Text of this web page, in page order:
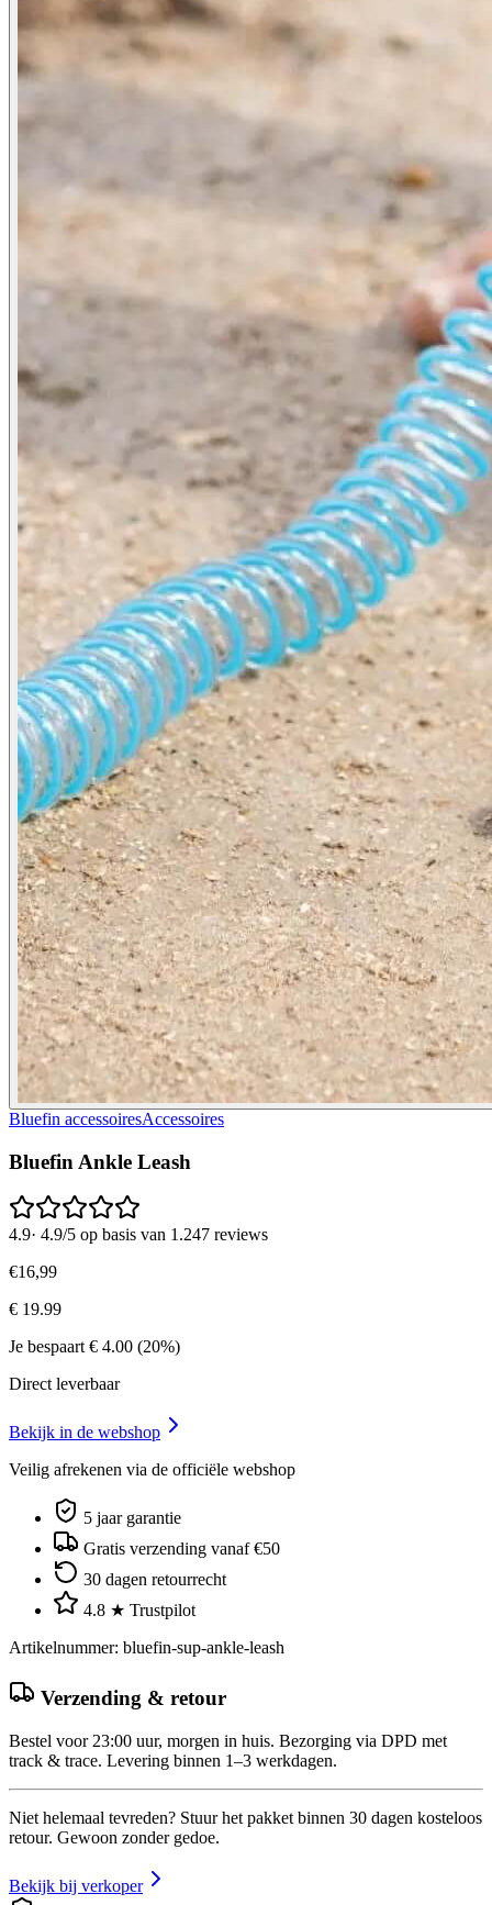
Bluefin accessoiresAccessoires
Bluefin Ankle Leash
4.9· 4.9/5 op basis van 1.247 reviews
€16,99
€ 19.99
Je bespaart € 4.00 (20%)
Direct leverbaar
Bekijk in de webshop
Veilig afrekenen via de officiële webshop
5 jaar garantie
Gratis verzending vanaf €50
30 dagen retourrecht
4.8 ★ Trustpilot
Artikelnummer: bluefin-sup-ankle-leash
Verzending & retour
Bestel voor 23:00 uur, morgen in huis. Bezorging via DPD met
track & trace. Levering binnen 1–3 werkdagen.
Niet helemaal tevreden? Stuur het pakket binnen 30 dagen kosteloos
retour. Gewoon zonder gedoe.
Bekijk bij verkoper